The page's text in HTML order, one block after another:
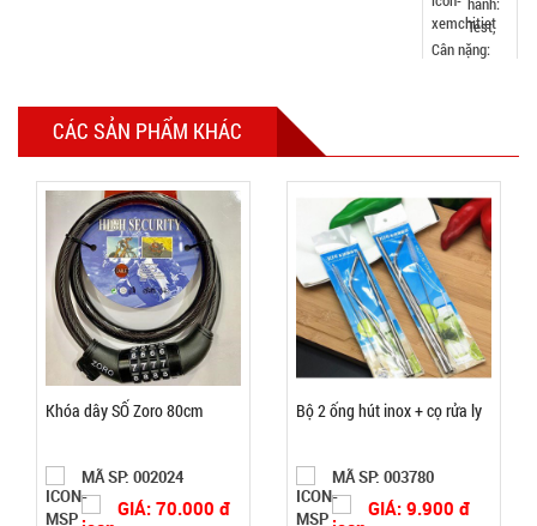
tinh dầu
Humi loại
vỏ Trắng
Chữ T xịn
MÃ
SP:
003690
19.000 đ
CÒN HÀNG
Bảo
CÁC SẢN PHẨM KHÁC
Khóa dây SỐ Zoro 80cm
MÃ SP: 002024
GIÁ: 70.000 đ
Bộ 2 ống hút inox + cọ rửa ly
MÃ SP: 003780
GIÁ: 9.900 đ